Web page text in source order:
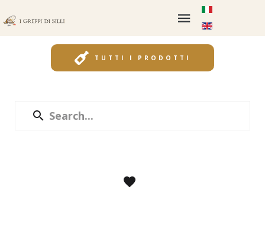
TUTTI I PRODOTTI